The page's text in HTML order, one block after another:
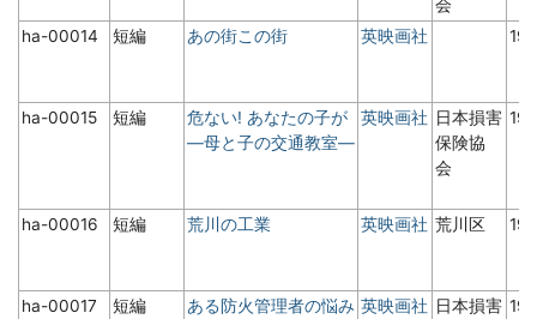
会
ha-00014 短編 あの街この街 英映画社
ha-00015 短編
危ない! あなたの子が
―母と子の交通教室―
英映画社 日本損害
保険協
会
ha-00016 短編 荒川の工業 英映画社 荒川区
ha-00017 短編 ある防火管理者の悩み 英映画社 日本損害